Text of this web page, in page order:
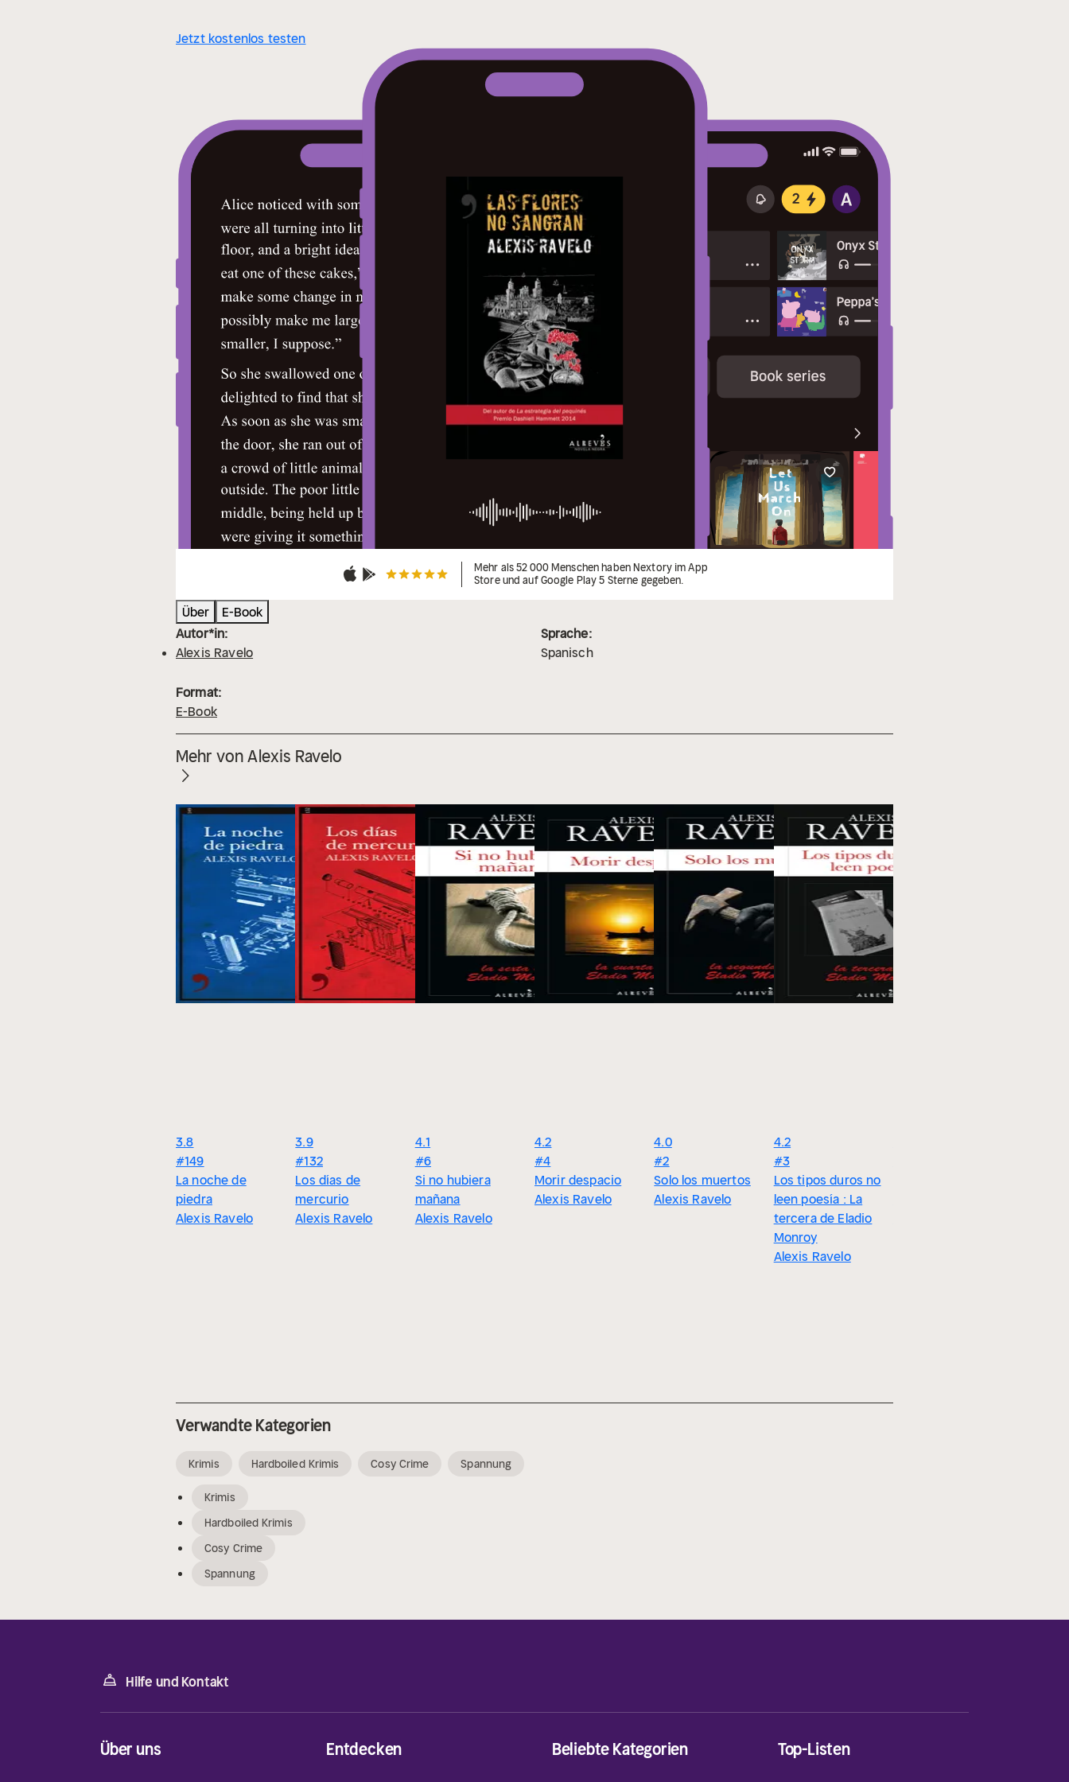
Jetzt kostenlos testen
Mehr als 52 000 Menschen haben Nextory im App
Store und auf Google Play 5 Sterne gegeben.
Über
E-Book
Autor*in:
Alexis Ravelo
Sprache:
Spanisch
Format:
E-Book
Mehr von Alexis Ravelo
3.8
#149
La noche de
piedra
Alexis Ravelo
3.9
#132
Los días de
mercurio
Alexis Ravelo
4.1
#6
Si no hubiera
mañana
Alexis Ravelo
4.2
#4
Morir despacio
Alexis Ravelo
4.0
#2
Solo los muertos
Alexis Ravelo
4.2
#3
Los tipos duros no
leen poesía : La
tercera de Eladio
Monroy
Alexis Ravelo
Verwandte Kategorien
Krimis Hardboiled Krimis Cosy Crime Spannung
Krimis
Hardboiled Krimis
Cosy Crime
Spannung
Hilfe und Kontakt
Über uns Entdecken Beliebte Kategorien Top-Listen